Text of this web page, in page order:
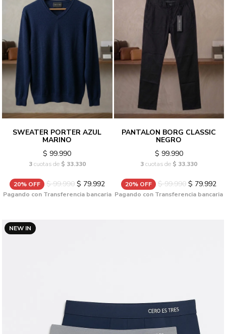
SWEATER PORTER AZUL
MARINO
$ 99.990
3cuotas de $ 33.330
20% OFF $ 99.990$ 79.992
Pagando con Transferencia bancaria
PANTALON BORG CLASSIC
NEGRO
$ 99.990
3cuotas de $ 33.330
20% OFF $ 99.990 $ 79.992
Pagando con Transferencia bancaria
NEW IN